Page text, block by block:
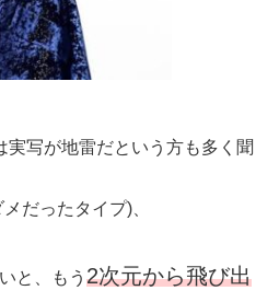
実写が地雷だという方も多く聞
だったタイプ)、
と、もう 2次元から飛び出